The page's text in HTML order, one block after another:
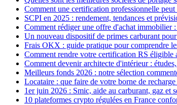
Comment une certification professionnelle
SCPI en 2025 : rendement, tendances et
Comment rédiger une offre d'achat immobilier
Un nouveau dispositif de primes carburant
Frais OKX : guide pratique pour comprendre
Comment rendre votre certification RS éligible
Comment devenir architecte d'intérieur :
Meilleurs fonds 2026 : notre sélection
Locataire : que faire de votre borne de
1er juin 2026 : Smic, aide au carburant, gaz et
10 plateformes crypto régulées en France